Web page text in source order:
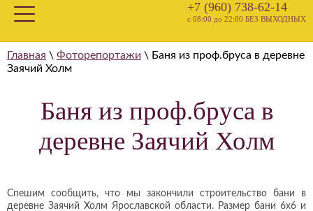
+7 (960) 738-62-14
с 08:00 до 22:00 БЕЗ ВЫХОДНЫХ
Главная \ Фоторепортажи \ Баня из проф.бруса в деревне
Заячий Холм
Баня из проф.бруса в
деревне Заячий Холм
Спешим сообщить, что мы закончили строительство бани в
деревне Заячий Холм Ярославской области. Размер бани 6х6 и